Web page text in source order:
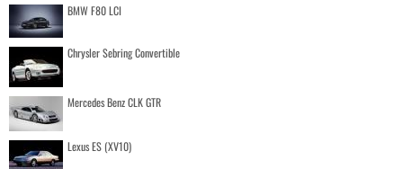
BMW F80 LCI
Chrysler Sebring Convertible
Mercedes Benz CLK GTR
Lexus ES (XV10)